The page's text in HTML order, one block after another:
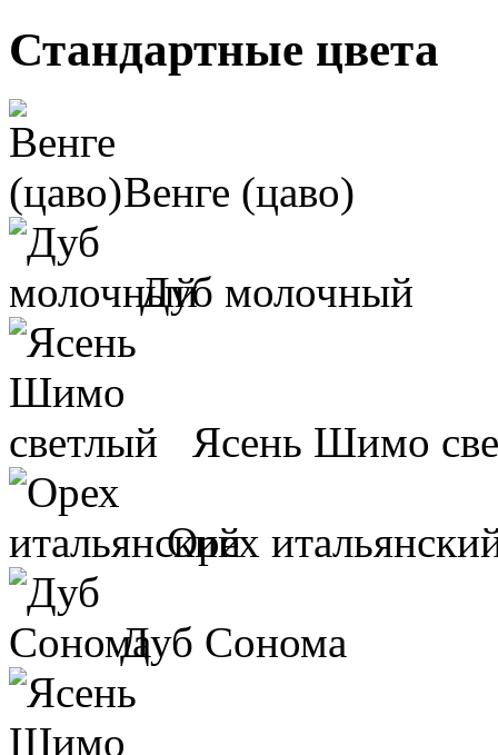
Стандартные цвета
Венге (цаво)
Дуб молочный
Ясень Шимо
Орех
Дуб Сонома